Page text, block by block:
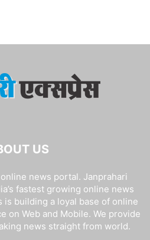
US
news portal. Janprahari
fastest growing online news
is building a loyal base of online
on Web and Mobile. We provide
news straight from world.